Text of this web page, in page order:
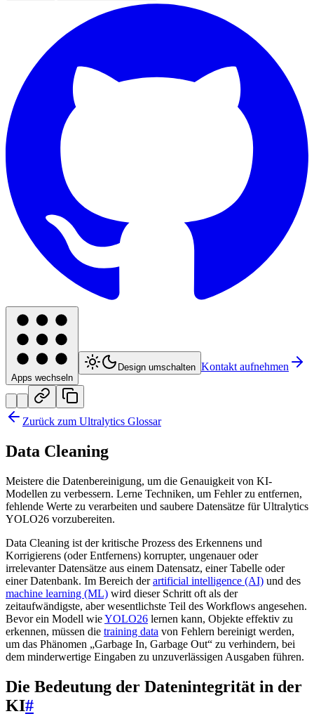
Apps wechseln
Design umschalten Kontakt aufnehmen
Zurück zum Ultralytics Glossar
Data Cleaning
Meistere die Datenbereinigung, um die Genauigkeit von KI-
Modellen zu verbessern. Lerne Techniken, um Fehler zu entfernen,
fehlende Werte zu verarbeiten und saubere Datensätze für Ultralytics
YOLO26 vorzubereiten.
Data Cleaning ist der kritische Prozess des Erkennens und
Korrigierens (oder Entfernens) korrupter, ungenauer oder
irrelevanter Datensätze aus einem Datensatz, einer Tabelle oder
einer Datenbank. Im Bereich derartificial intelligence (AI) und des
machine learning (ML) wird dieser Schritt oft als der
zeitaufwändigste, aber wesentlichste Teil des Workflows angesehen.
Bevor ein Modell wieYOLO26 lernen kann, Objekte effektiv zu
erkennen, müssen die training data von Fehlern bereinigt werden,
um das Phänomen „Garbage In, Garbage Out“ zu verhindern, bei
dem minderwertige Eingaben zu unzuverlässigen Ausgaben führen.
Die Bedeutung der Datenintegrität in der
KI#